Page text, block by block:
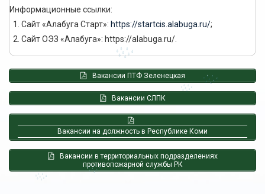
Информационные ссылки:
Сайт «Алабуга Старт»: https://startcis.alabuga.ru/;
Сайт ОЭЗ «Алабуга»: https://alabuga.ru/.
Вакансии ПТФ Зеленецкая
Вакансии СЛПК
Вакансии на должность в Республике Коми
Вакансии в территориальных подразделениях
противопожарной службы РК